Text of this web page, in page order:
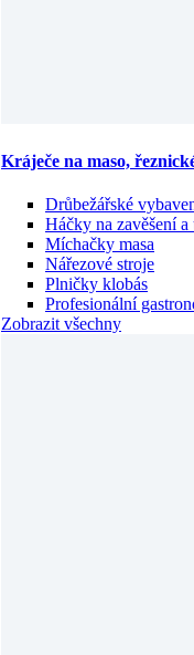
Kráječe na maso,
Drůbežářské
Háčky na zavěšení a
Míchačky masa
Nářezové stroje
Plničky klobás
Profesionální
Zobrazit všechny